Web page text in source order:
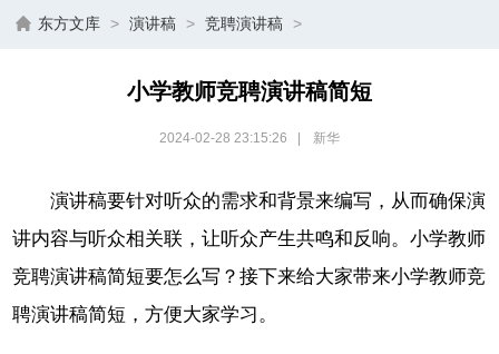
东方文库 > 演讲稿 > 竞聘演讲稿 >
小学教师竞聘演讲稿简短
2024-02-28 23:15:26 新华
演讲稿要针对听众的需求和背景来编写，从而确保演
讲内容与听众相关联，让听众产生共鸣和反响。小学教师
竞聘演讲稿简短要怎么写？接下来给大家带来小学教师竞
聘演讲稿简短，方便大家学习。